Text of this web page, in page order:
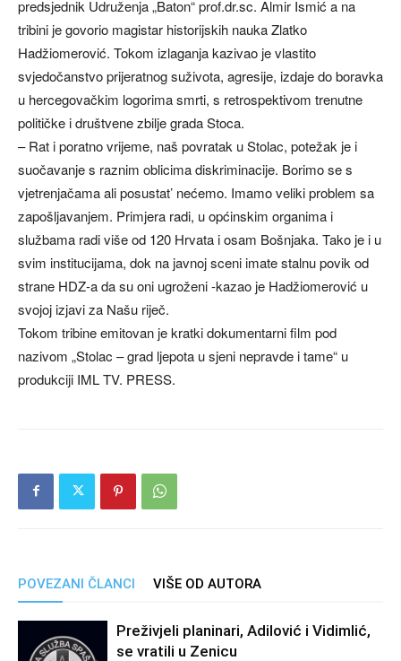
predsjednik Udruženja „Baton“ prof.dr.sc. Almir Ismić a na
tribini je govorio magistar historijskih nauka Zlatko
Hadžiomerović. Tokom izlaganja kazivao je vlastito
svjedočanstvo prijeratnog suživota, agresije, izdaje do boravka
u hercegovačkim logorima smrti, s retrospektivom trenutne
političke i društvene zbilje grada Stoca.
– Rat i poratno vrijeme, naš povratak u Stolac, potežak je i
suočavanje s raznim oblicima diskriminacije. Borimo se s
vjetrenjačama ali posustat’ nećemo. Imamo veliki problem sa
zapošljavanjem. Primjera radi, u općinskim organima i
službama radi više od 120 Hrvata i osam Bošnjaka. Tako je i u
svim institucijama, dok na javnoj sceni imate stalnu povik od
strane HDZ-a da su oni ugroženi -kazao je Hadžiomerović u
svojoj izjavi za Našu riječ.
Tokom tribine emitovan je kratki dokumentarni film pod
nazivom „Stolac – grad ljepota u sjeni nepravde i tame“ u
produkciji IML TV. PRESS.
POVEZANI ČLANCI VIŠE OD AUTORA
Preživjeli planinari, Adilović i Vidimlić,
se vratili u Zenicu